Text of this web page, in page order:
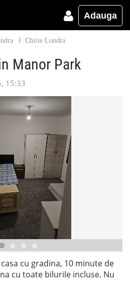
Adauga
Chirie Londra
Manor Park
15:33
cu gradina, 10 minute de
cu toate bilurile incluse. Nu